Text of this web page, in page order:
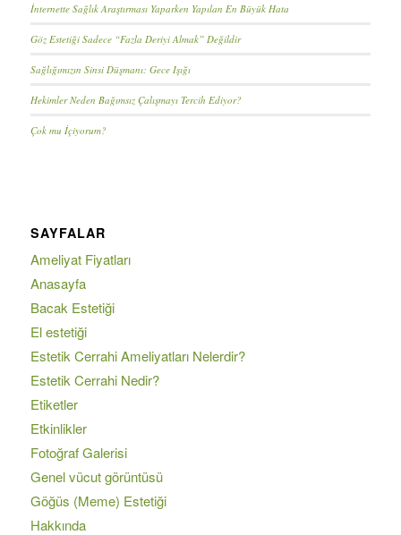
İnternette Sağlık Araştırması Yaparken Yapılan En Büyük Hata
Göz Estetiği Sadece “Fazla Deriyi Almak” Değildir
Sağlığımızın Sinsi Düşmanı: Gece Işığı
Hekimler Neden Bağımsız Çalışmayı Tercih Ediyor?
Çok mu İçiyorum?
SAYFALAR
Ameliyat Fiyatları
Anasayfa
Bacak Estetiği
El estetiği
Estetik Cerrahi Ameliyatları Nelerdir?
Estetik Cerrahi Nedir?
Etiketler
Etkinlikler
Fotoğraf Galerisi
Genel vücut görüntüsü
Göğüs (Meme) Estetiği
Hakkında